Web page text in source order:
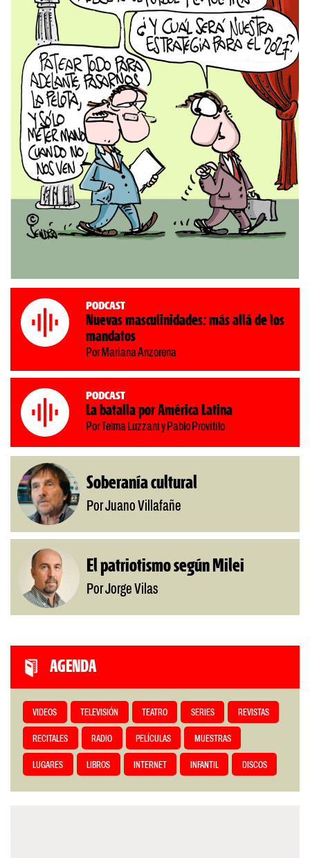
Podcast
Nuevas masculinidades: más allá de los
mandatos
Por Mariana Anzorena
Podcast
La batalla por América Latina
Por Telma Luzzani y Pablo Provitilo
Soberanía cultural
Por Juano Villafañe
El patriotismo según Milei
Por Jorge Vilas
AGENDA
VIDEOS TELEVISIÓN TEATRO SERIES REVISTAS
RECITALES RADIO PELÍCULAS MUESTRAS
LUGARES LIBROS INTERNET INFANTIL DISCOS